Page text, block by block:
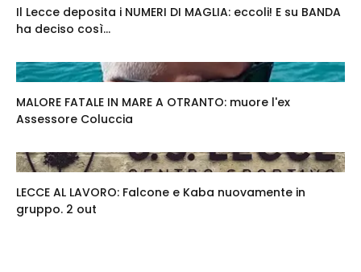
Il Lecce deposita i NUMERI DI MAGLIA: eccoli! E su BANDA
ha deciso così...
MALORE FATALE IN MARE A OTRANTO: muore l'ex
Assessore Coluccia
LECCE AL LAVORO: Falcone e Kaba nuovamente in
gruppo. 2 out